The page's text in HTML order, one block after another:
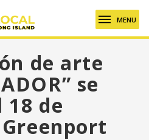
MENU
de arte
se
de